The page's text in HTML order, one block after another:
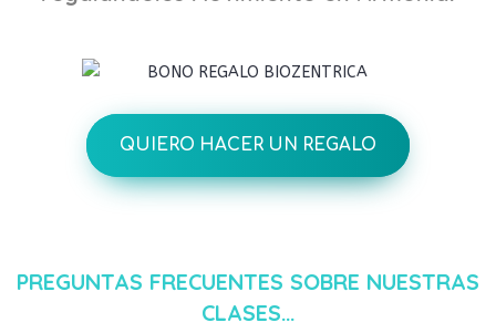
QUIERO HACER UN REGALO
PREGUNTAS FRECUENTES SOBRE NUESTRAS
CLASES…